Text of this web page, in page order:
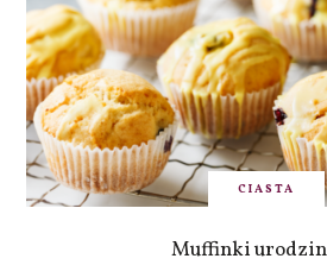
CIASTA
Muffinki